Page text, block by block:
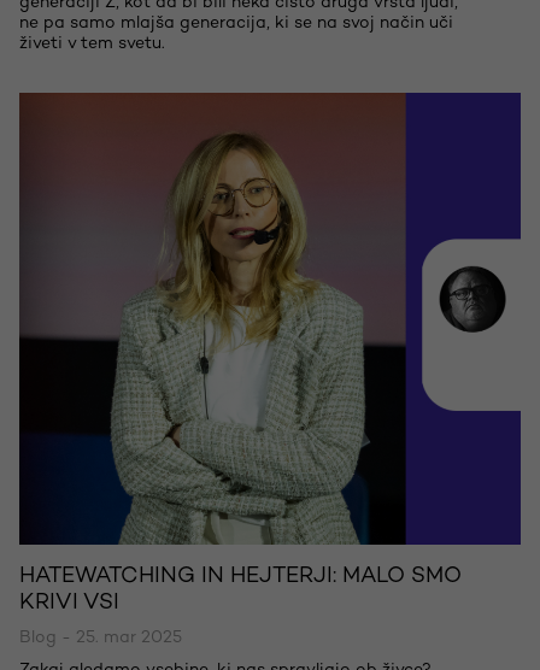
ne pa samo mlajša generacija, ki se na svoj način uči
živeti v tem svetu.
HATEWATCHING IN HEJTERJI: MALO SMO
KRIVI VSI
Blog - 25. mar 2025